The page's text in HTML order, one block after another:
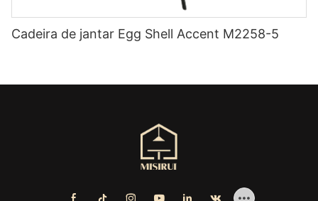
Cadeira de jantar Egg Shell Accent M2258-5